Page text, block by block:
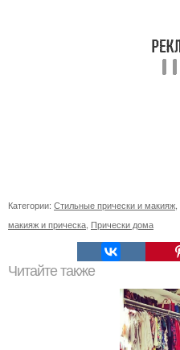
Категории: Стильные прически и макияж
макияж и прическа Прически дома
Читайте также